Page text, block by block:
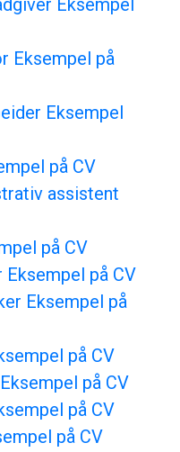
Eksempel
Eksempel på
Eksempel
på CV
assistent
på CV
på CV
Eksempel på
på CV
på CV
på CV
på CV